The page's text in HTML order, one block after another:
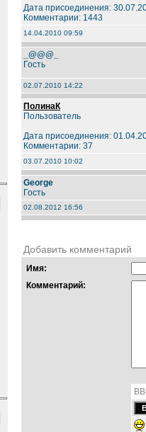
Дата присоединения:
Комментарии: 1443
14.04.2010 09:59
_@@@_
Гость
02.07.2010 14:22
ПолинаК
Пользователь
Дата присоединения:
Комментарии: 37
03.07.2010 10:02
George
Гость
02.08.2012 16:56
Добавить комментарий
Имя:
Комментарий: